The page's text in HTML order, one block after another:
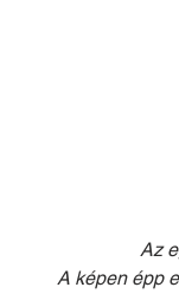
Az
A képen épp